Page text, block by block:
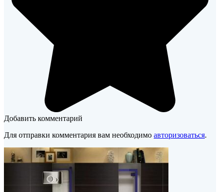
Добавить комментарий
Для отправки комментария вам необходимо авторизоваться.